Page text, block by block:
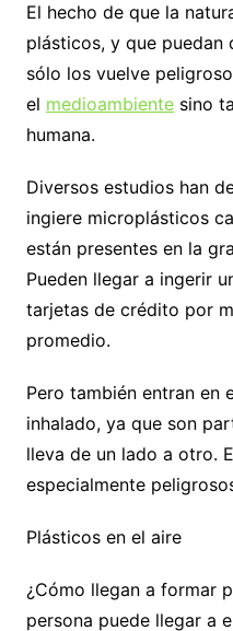
El hecho de que la
plásticos, y que puedan
sólo los vuelve
el medioambientesino
humana.
Diversos estudios han
ingiere microplásticos
están presentes en la
Pueden llegar a ingerir
tarjetas de crédito por
promedio.
Pero también entran en
inhalado, ya que son
lleva de un lado a otro.
especialmente
Plásticos en el aire
¿Cómo llegan a formar
persona puede llegar a